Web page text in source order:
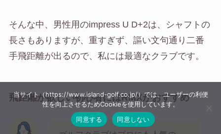
そんな中、男性用のimpress U D+2は、シャフトの
長さもありますが、重すぎず、謳い文句通り二番
手飛距離が出るので、私には最適なクラブです。
飛距離が欲しい初心者にはRMXがおすすめ
当サイト（https://www.island-golf.co.jp/）では、ユーザーの利便
性を向上させるためCookieを使用しています。
同意する
同意しない